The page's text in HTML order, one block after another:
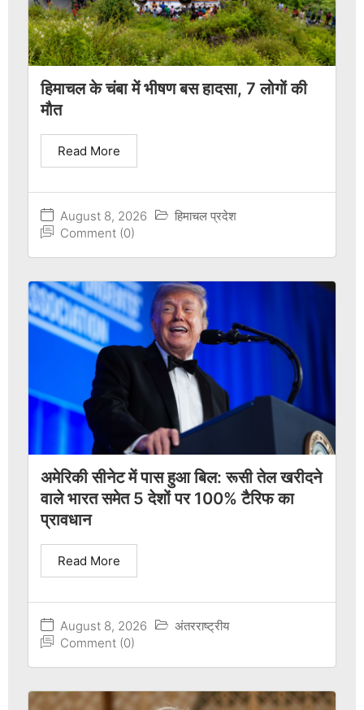
हिमाचल के चंबा में भीषण बस हादसा, 7 लोगों की
मौत
August 8, 2026
हिमाचल प्रदेश
Comment (0)
Read More
अमेरिकी सीनेट में पास हुआ बिल: रूसी तेल खरीदने
वाले भारत समेत 5 देशों पर 100% टैरिफ का
प्रावधान
August 8, 2026
अंतरराष्ट्रीय
Comment (0)
Read More